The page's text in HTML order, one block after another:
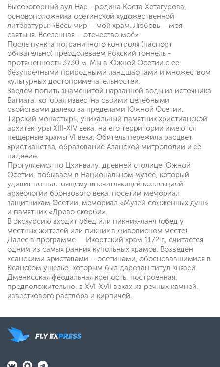
Высокогорный аул Нар - родина Коста Хетагурова,
основоположника осетинской художественной
литературы: «Весь мир – мой храм. Любовь – моя
святыня. Вселенная – отечество моё».
После пункта пограничного контроля (паспорт
обязательно) преодолеваем Рокский тоннель -
протяженность 3730 м. Мы в Южной Осетии с ее
безупречными природными ландшафтами и множеством
культурных достопримечательностей.
Заедем попить знаменитой нарзанной воды из источника
Багиата, которая известна своими целебными
свойствами далеко за пределами Южной Осетии.
Тирский монастырь, уникальный памятник христианской
архитектуры XIII-XIV века, на его территории имеются
пещерные храмы VI века. Обитель пережила расцвет
христианства, образование Аланской митрополии и ее
падение.
Прогуляемся по Цхинвалу, древней столице Южной
Осетии, побываем в Национальном музее, который
удивит по-настоящему впечатляющей коллекцией
археологии бронзового века, посетим мемориал
защитникам Осетии, мемориал «Музей сожженных душ»
и памятник «Древо скорби».
В экскурсию входит обед или пикник-ланч (обед у
местных жителей или пикник в живописном месте)
Далее в программе — Икортский храм 1172 г., считается
одним из самых ранних купольных храмов. Возведен
ксанскими эриставами – осетинами, обосновавшимися в
Ксанском ущелье, которым был дарован титул князей.
Дменисская феодальная крепость, построенная,
предположительно, в XVI-XVII веках из речных камней,
известкового раствора и кирпичей.